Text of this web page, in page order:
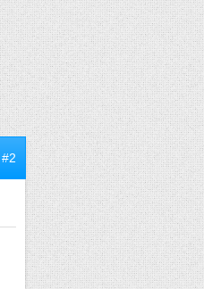
#2